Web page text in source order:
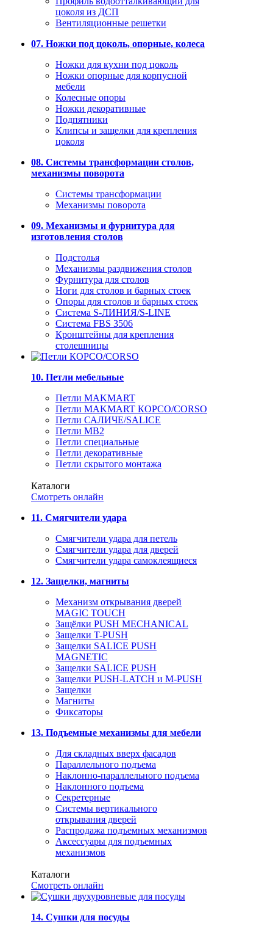
цоколя из ДСП
Вентиляционные решетки
07. Ножки под цоколь, опорные, колеса
Ножки для кухни под цоколь
Ножки опорные для корпусной
мебели
Колесные опоры
Ножки декоративные
Подпятники
Клипсы и защелки для крепления
цоколя
08. Системы трансформации столов,
механизмы поворота
Системы трансформации
Механизмы поворота
09. Механизмы и фурнитура для
изготовления столов
Подстолья
Механизмы раздвижения столов
Фурнитура для столов
Ноги для столов и барных стоек
Опоры для столов и барных стоек
Система S-ЛИНИЯ/S-LINE
Система FBS 3506
Кронштейны для крепления
столешницы
10. Петли мебельные
Петли MAKMART
Петли MAKMART КОРСО/CORSO
Петли САЛИЧЕ/SALICE
Петли MB2
Петли специальные
Петли декоративные
Петли скрытого монтажа
Каталоги
Смотреть онлайн
11. Смягчители удара
Смягчители удара для петель
Смягчители удара для дверей
Cмягчители удара самоклеящиеся
12. Защелки, магниты
Механизм открывания дверей
MAGIC TOUCH
Защёлки PUSH MECHANICAL
Защелки T-PUSH
Защелки SALICE PUSH
MAGNETIC
Защелки SALICE PUSH
Защелки PUSH-LATCH и M-PUSH
Защелки
Магниты
Фиксаторы
13. Подъемные механизмы для мебели
Для складных вверх фасадов
Параллельного подъема
Наклонно-параллельного подъема
Наклонного подъема
Секретерные
Системы вертикального
открывания дверей
Распродажа подъемных механизмов
Аксессуары для подъемных
механизмов
Каталоги
Смотреть онлайн
14. Сушки для посуды